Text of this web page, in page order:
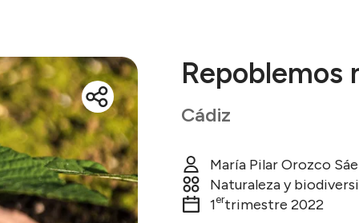
es
Repoblemos
Cádiz
María Pilar Orozco
Naturaleza y
1ertrimestre 2022